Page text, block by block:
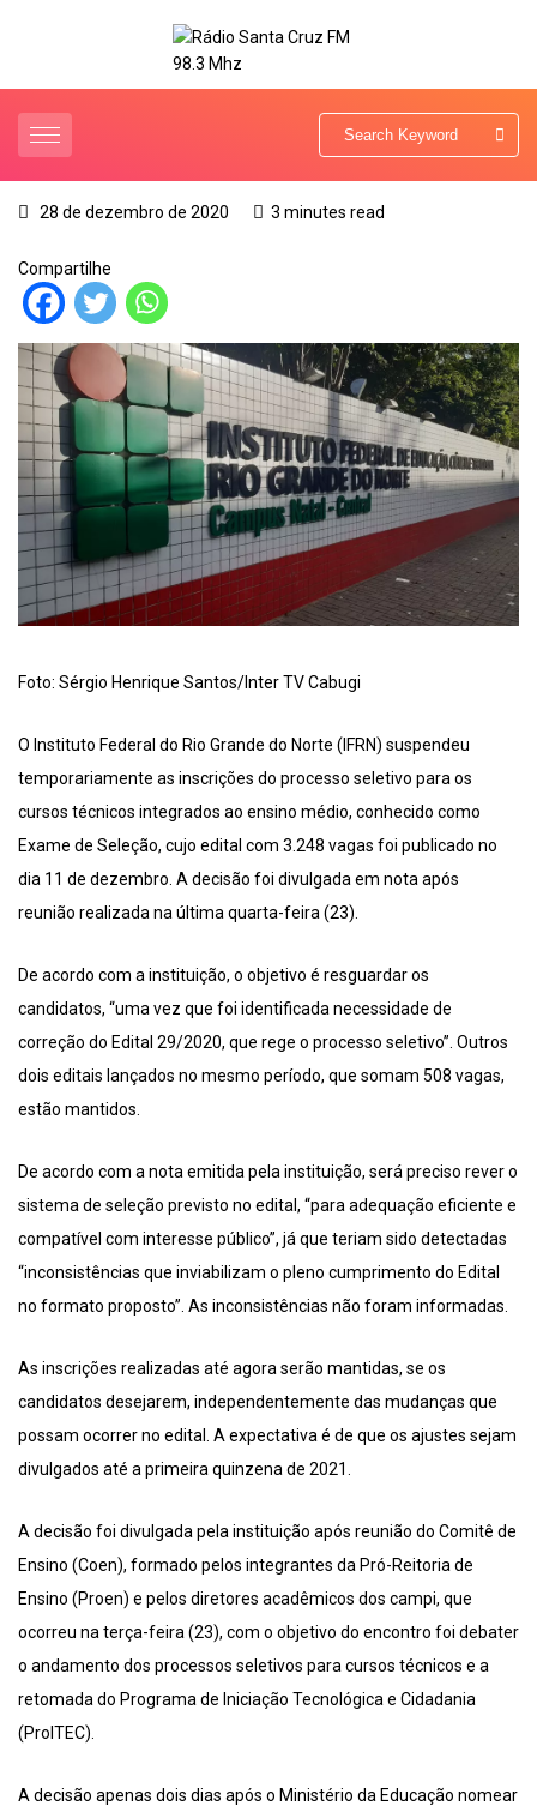
28 de dezembro de 2020 3 minutes read
Compartilhe
Foto: Sérgio Henrique Santos/Inter TV Cabugi
O Instituto Federal do Rio Grande do Norte (IFRN) suspendeu
temporariamente as inscrições do processo seletivo para os
cursos técnicos integrados ao ensino médio, conhecido como
Exame de Seleção, cujo edital com 3.248 vagas foi publicado no
dia 11 de dezembro. A decisão foi divulgada em nota após
reunião realizada na última quarta-feira (23).
De acordo com a instituição, o objetivo é resguardar os
candidatos, “uma vez que foi identificada necessidade de
correção do Edital 29/2020, que rege o processo seletivo”. Outros
dois editais lançados no mesmo período, que somam 508 vagas,
estão mantidos.
De acordo com a nota emitida pela instituição, será preciso rever o
sistema de seleção previsto no edital, “para adequação eficiente e
compatível com interesse público”, já que teriam sido detectadas
“inconsistências que inviabilizam o pleno cumprimento do Edital
no formato proposto”. As inconsistências não foram informadas.
As inscrições realizadas até agora serão mantidas, se os
candidatos desejarem, independentemente das mudanças que
possam ocorrer no edital. A expectativa é de que os ajustes sejam
divulgados até a primeira quinzena de 2021.
A decisão foi divulgada pela instituição após reunião do Comitê de
Ensino (Coen), formado pelos integrantes da Pró-Reitoria de
Ensino (Proen) e pelos diretores acadêmicos dos campi, que
ocorreu na terça-feira (23), com o objetivo do encontro foi debater
o andamento dos processos seletivos para cursos técnicos e a
retomada do Programa de Iniciação Tecnológica e Cidadania
(ProITEC).
A decisão apenas dois dias após o Ministério da Educação nomear